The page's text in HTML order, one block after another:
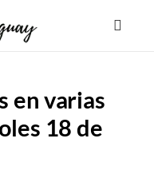
en varias
18 de